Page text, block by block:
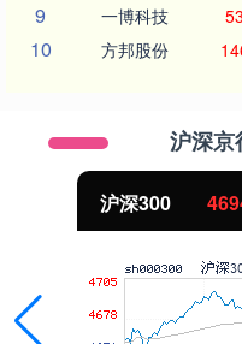
9 一博科技
10 方邦股份
沪深京
沪深300